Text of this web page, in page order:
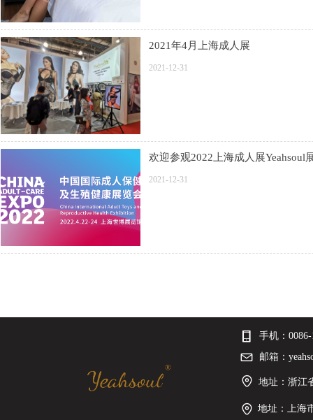
2021年4月上海成人展
2021-12-31
欢迎参观2022上海成人展Yeahsoul
2021-12-31
手机：
邮箱：
地址：浙江
地址：上海